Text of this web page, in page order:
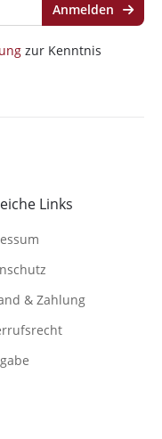
Links
& Zahlung
zur Kenntnis
Anmelden